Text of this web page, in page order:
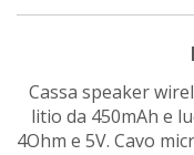
Cassa speaker
litio da 450mAh e
4Ohm e 5V. Cavo